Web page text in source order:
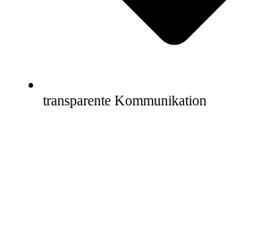
transparente Kommunikation